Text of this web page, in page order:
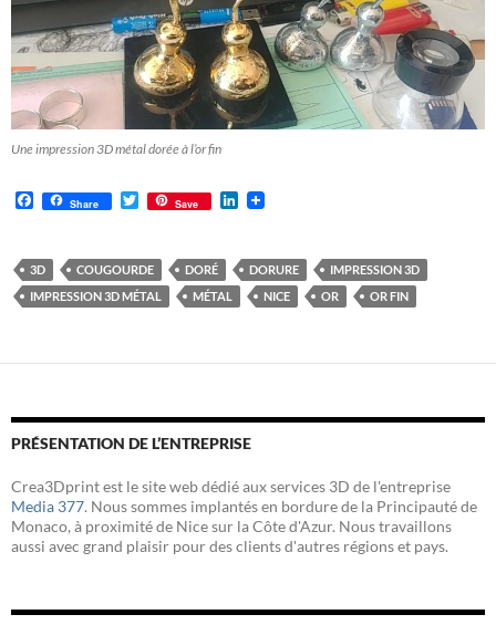
Une impression 3D métal dorée à l’or fin
F
b
o
o
Share
T
t
e
r
Save
e
d
I
3D COUGOURDE DORÉ DORURE
IMPRESSION 3D
IMPRESSION 3D MÉTAL
MÉTAL NICE OR OR FIN
PRÉSENTATION DE L’ENTREPRISE
Crea3Dprint est le site web dédié aux services 3D de l'entreprise
Media 377. Nous sommes implantés en bordure de la Principauté de
Monaco, à proximité de Nice sur la Côte d'Azur. Nous travaillons
aussi avec grand plaisir pour des clients d'autres régions et pays.